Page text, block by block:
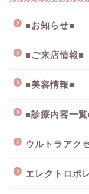
■お知らせ■
■ご来店情報■
■美容情報■
■診療内容一
ウルトラアク
エレクトロポ